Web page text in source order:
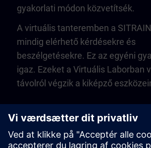
gyakorlati módon közvetítsék.
A virtuális tanteremben a
mindig elérhető kérdésekre és
beszélgetésekre. Ez az egyéni
igaz. Ezeket a Virtuális Laborban
távolról végzik a kiképző